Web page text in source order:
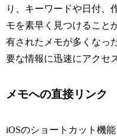
り、キーワードや日付、
モを素早く見つけること
有されたメモが多くなっ
要な情報に迅速にアクセ
メモへの直接リンク
iOSのショートカット機能